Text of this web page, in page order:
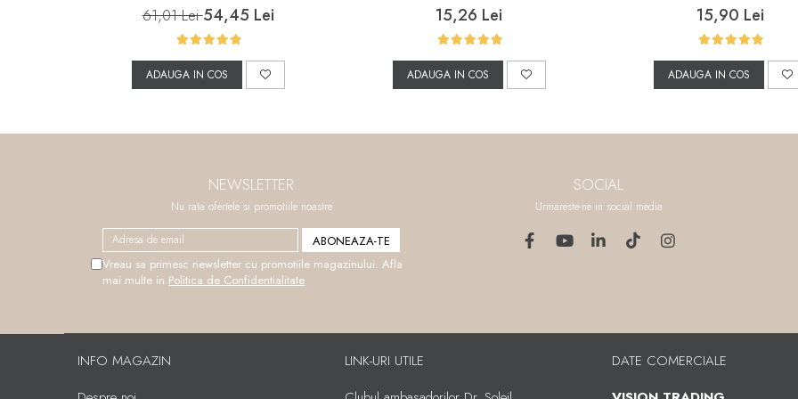
61,01 Lei54,45 Lei
ADAUGA IN COS
15,26 Lei
ADAUGA IN COS
15,90 Lei
ADAUGA IN COS
NEWSLETTER
Nu rata ofertele si promotiile noastre
Vreau sa primesc newsletter cu promotiile magazinului. Afla
mai multe in Politica de Confidentialitate
SOCIAL
Urmareste-ne in social media
INFO MAGAZIN
LINK-URI UTILE
DATE COMERCIALE